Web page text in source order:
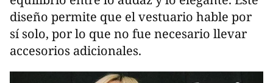
diseño permite que el vestuario hable por
sí solo, por lo que no fue necesario llevar
accesorios adicionales.